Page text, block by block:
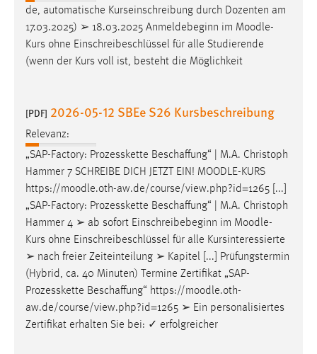
de, automatische Kurseinschreibung durch Dozenten am
17.03.2025) ➢ 18.03.2025 Anmeldebeginn im Moodle-
Kurs ohne Einschreibeschlüssel für alle Studierende
(wenn der Kurs voll ist, besteht die Möglichkeit
[PDF] 2026-05-12 SBEe S26 Kursbeschreibung
Relevanz:
„SAP-Factory: Prozesskette Beschaffung“ | M.A. Christoph
Hammer 7 SCHREIBE DICH JETZT EIN! MOODLE-KURS
https://moodle.oth-aw.de/course/view.php?id=1265 [...]
„SAP-Factory: Prozesskette Beschaffung“ | M.A. Christoph
Hammer 4 ➢ ab sofort Einschreibebeginn im Moodle-
Kurs ohne Einschreibeschlüssel für alle Kursinteressierte
➢ nach freier Zeiteinteilung ➢ Kapitel [...] Prüfungstermin
(Hybrid, ca. 40 Minuten) Termine Zertifikat „SAP-
Prozesskette Beschaffung“ https://moodle.oth-
aw.de/course/view.php?id=1265 ➢ Ein personalisiertes
Zertifikat erhalten Sie bei: ✓ erfolgreicher
EXTERNE MEDIEN
Um Inhalte von Videoplattformen und Social Media
Plattformen anzeigen zu können, werden von diesen
YouTube
Vimeo